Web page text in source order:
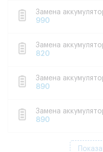
Замена
990
Замена
820
Замена
890
Замена
890